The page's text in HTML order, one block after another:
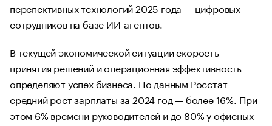
перспективных технологий 2025 года — цифровых
сотрудников на базе ИИ-агентов.
В текущей экономической ситуации скорость
принятия решений и операционная эффективность
определяют успех бизнеса. По данным Росстат
средний рост зарплаты за 2024 год — более 16%. При
этом 6% времени руководителей и до 80% у офисных